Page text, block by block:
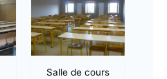
Salle de cours